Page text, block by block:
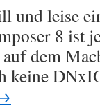
und leise
8 ist
dem
keine